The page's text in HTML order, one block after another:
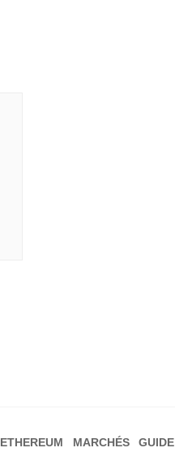
ETHEREUM MARCHÉS GUIDE